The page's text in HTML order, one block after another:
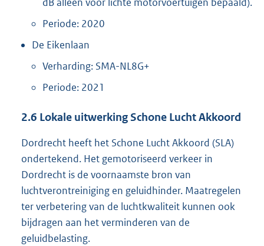
Periode: 2020
De Eikenlaan
Verharding: SMA-NL8G+
Periode: 2021
2.6 Lokale uitwerking Schone Lucht Akkoord
Dordrecht heeft het Schone Lucht Akkoord (SLA)
ondertekend. Het gemotoriseerd verkeer in
Dordrecht is de voornaamste bron van
luchtverontreiniging en geluidhinder. Maatregelen
ter verbetering van de luchtkwaliteit kunnen ook
bijdragen aan het verminderen van de
geluidbelasting.